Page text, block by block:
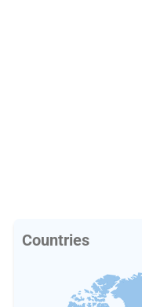
Countries